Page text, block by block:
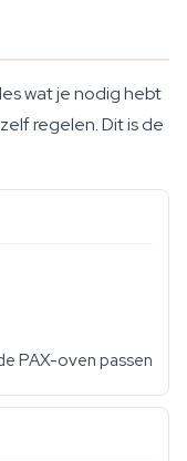
wat je nodig hebt
regelen. Dit is de
PAX-oven passen